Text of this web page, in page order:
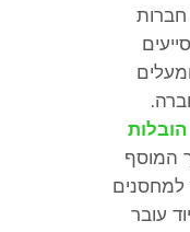
חברות
ומעלים
.
הובלות
המוסף
למחסנים
עובר